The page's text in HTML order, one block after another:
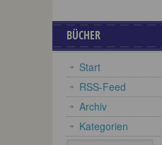
BÜCHER
Start
RSS-Feed
Archiv
Kategorien